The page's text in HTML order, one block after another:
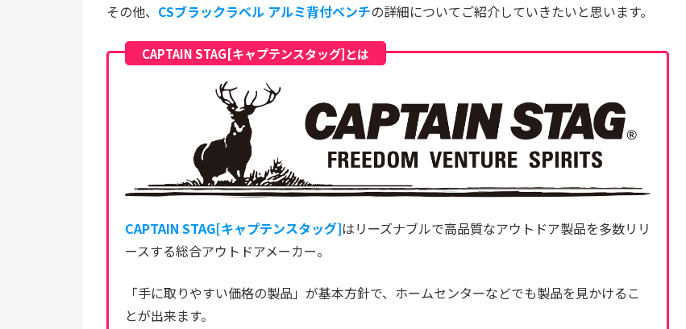
その他、 CSブラックラベル アルミ背付ベンチの詳細についてご紹介していきたいと思います。
CAPTAIN STAG[キャプテンスタッグ]はリーズナブルで高品質なアウトドア製品を多数リリ
ースする総合アウトドアメーカー。
「手に取りやすい価格の製品」が基本方針で、ホームセンターなどでも製品を見かけるこ
とが出来ます。